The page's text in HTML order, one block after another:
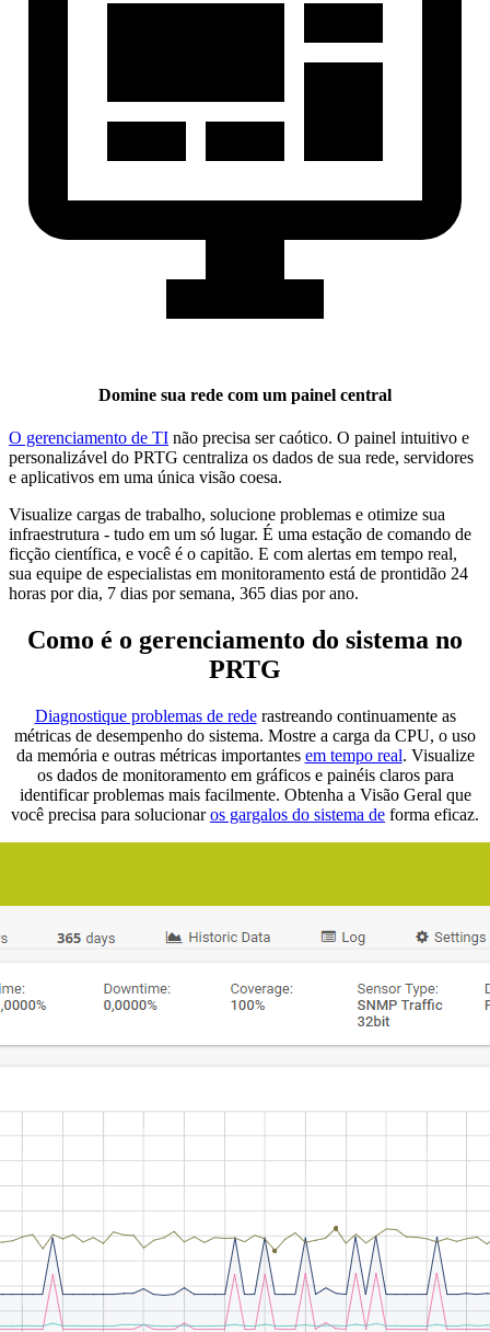
Domine sua rede com um painel central
O gerenciamento de TI não precisa ser caótico. O painel intuitivo e
personalizável do PRTG centraliza os dados de sua rede, servidores
e aplicativos em uma única visão coesa.
Visualize cargas de trabalho, solucione problemas e otimize sua
infraestrutura - tudo em um só lugar. É uma estação de comando de
ficção científica, e você é o capitão. E com alertas em tempo real,
sua equipe de especialistas em monitoramento está de prontidão 24
horas por dia, 7 dias por semana, 365 dias por ano.
Como é o gerenciamento do sistema no
PRTG
Diagnostique problemas de rederastreando continuamente as
métricas de desempenho do sistema. Mostre a carga da CPU, o uso
da memória e outras métricas importantes em tempo real. Visualize
os dados de monitoramento em gráficos e painéis claros para
identificar problemas mais facilmente. Obtenha a Visão Geral que
você precisa para solucionaros gargalos do sistema de forma eficaz.